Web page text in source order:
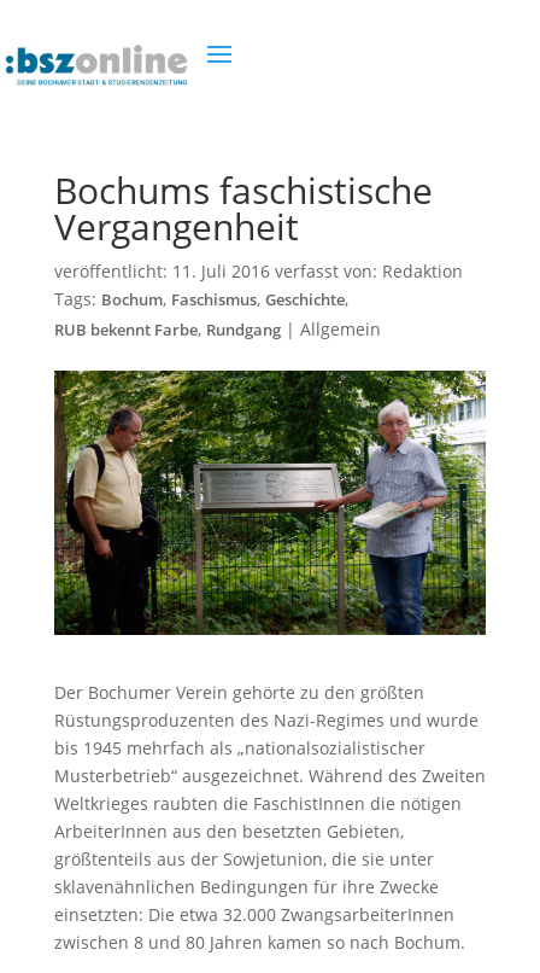
Bochums faschistische
Vergangenheit
veröffentlicht: 11. Juli 2016verfasst von: Redaktion
Tags: Bochum, Faschismus, Geschichte,
RUB bekennt Farbe, Rundgang| Allgemein
Der Bochumer Verein gehörte zu den größten
Rüstungsproduzenten des Nazi-Regimes und wurde
bis 1945 mehrfach als „nationalsozialistischer
Musterbetrieb“ ausgezeichnet. Während des Zweiten
Weltkrieges raubten die FaschistInnen die nötigen
ArbeiterInnen aus den besetzten Gebieten,
größtenteils aus der Sowjetunion, die sie unter
sklavenähnlichen Bedingungen für ihre Zwecke
einsetzten: Die etwa 32.000 ZwangsarbeiterInnen
zwischen 8 und 80 Jahren kamen so nach Bochum.